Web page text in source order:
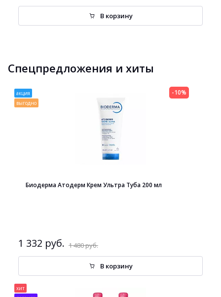
В корзину
Спецпредложения и хиты
акция
выгодно
Биодерма Атодерм Крем Ультра Туба 200 мл
1 332 руб. 1 480 руб.
-10%
В корзину
хит